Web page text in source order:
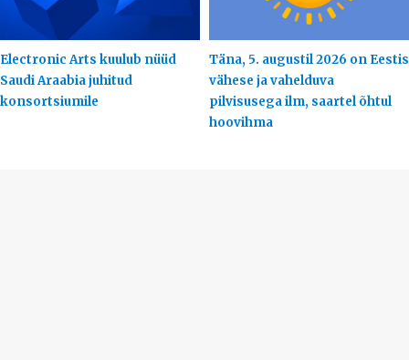
Electronic Arts kuulub nüüd
Saudi Araabia juhitud
konsortsiumile
Täna, 5. augustil 2026 on Eestis
vähese ja vahelduva
pilvisusega ilm, saartel õhtul
hoovihma